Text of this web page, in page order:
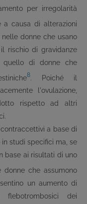
per irregolarità
a causa di alterazioni
donne che usano
rischio di gravidanze
di donne che
8. Poiché il
l'ovulazione,
rispetto ad altri
a base di
studi specifici ma, se
base ai risultati di uno
che assumono
un aumento di
dei